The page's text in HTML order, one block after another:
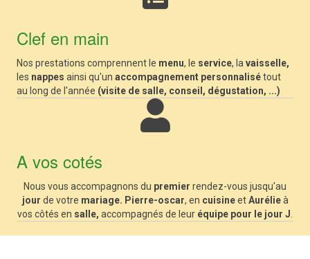
Clef en main
Nos prestations comprennent le menu, le service, la vaisselle,
les nappes ainsi qu'un accompagnement personnalisétout
au long de l'année (visite de salle, conseil, dégustation, ...)
A vos cotés
Nous vous accompagnons du premier rendez-vous jusqu'au
jour de votre mariage. Pierre-oscar, en cuisineetAurélieà
vos côtés en salle, accompagnés de leur équipe pour le jour J